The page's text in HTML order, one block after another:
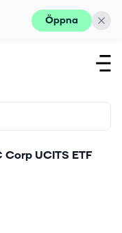
Öppna
UCITS ETF